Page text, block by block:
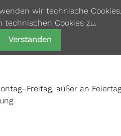
außer an
wir technische
technischen Cookies zu.
Verstanden